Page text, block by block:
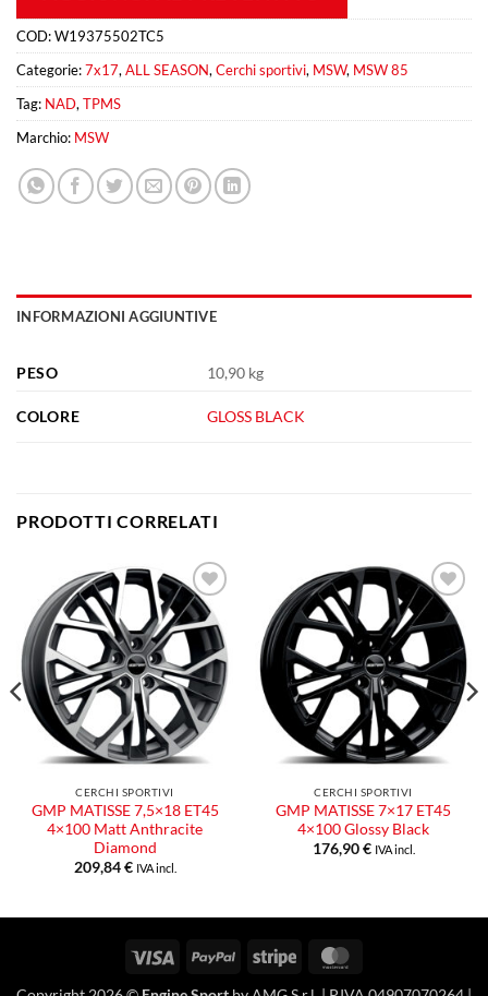
COD:W19375502TC5
Categorie:7x17,ALL SEASON,Cerchi sportivi, MSW, MSW 85
Tag: NAD,TPMS
Marchio: MSW
INFORMAZIONI AGGIUNTIVE
PESO 10,90 kg
COLORE GLOSS BLACK
PRODOTTI CORRELATI
Aggiungi
alla lista
dei
desideri
CERCHI SPORTIVI
GMP MATISSE 7,5×18 ET45
4×100 Matt Anthracite
Diamond
209,84€ IVA incl.
Aggiungi
alla lista
dei
desideri
CERCHI SPORTIVI
GMP MATISSE 7×17 ET45
4×100 Glossy Black
176,90€ IVA incl.
Visa PayPal Stripe